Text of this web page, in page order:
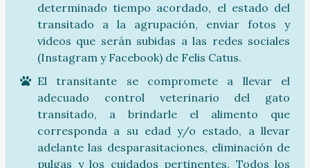
determinado tiempo acordado, el estado del
transitado a la agrupación, enviar fotos y
videos que serán subidas a las redes sociales
(Instagram y Facebook) de Felis Catus.
El transitante se compromete a llevar el
adecuado control veterinario del gato
transitado, a brindarle el alimento que
corresponda a su edad y/o estado, a llevar
adelante las desparasitaciones, eliminación de
pulgas y los cuidados pertinentes. Todos los